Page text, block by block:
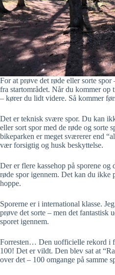
For at prøve det røde eller sorte
fra startområdet. Når du kommer op
– kører du lidt videre. Så kommer
Det er teknisk svære spor. Du kan
eller sort spor med de røde og sorte
bikeparken er meget sværerer end
vær forsigtig og husk beskyttelse.
Der er flere kassehop på sporene
røde spor igennem. Det kan du ikke
hoppe.
Sporerne er i international klasse.
prøve det sorte – men det fantastisk
sporet igennem.
Forresten… Den uofficielle rekord i
100! Det er vildt. Den blev sat at
over det – 100 omgange på samme